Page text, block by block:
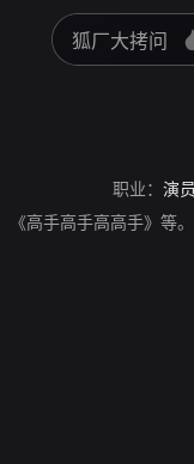
职业： 演员
高手高手高高手》等。